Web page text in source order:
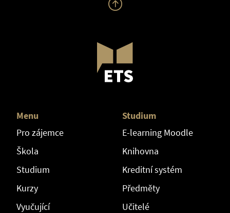
Menu
Pro zájemce
Škola
Studium
Kurzy
Vyučující
Studium
E-learning Moodle
Knihovna
Kreditní systém
Předměty
Učitelé